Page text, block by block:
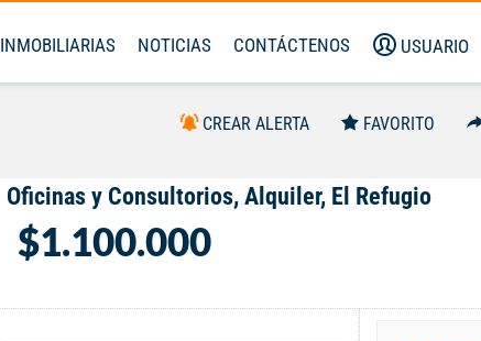
INMOBILIARIAS NOTICIAS CONTÁCTENOS USUARIO
CREAR ALERTA FAVORITO
Oficinas y Consultorios, Alquiler, El Refugio
$1.100.000